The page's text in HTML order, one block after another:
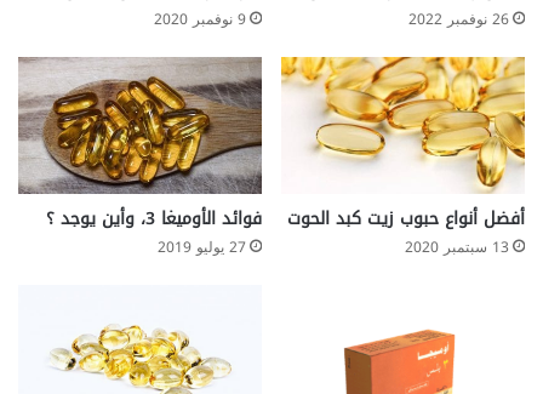
د
ي
ة
و
ن
ف
س
ة
؟
ه
ا
د
ئ
26 نوفمبر 2022 9 نوفمبر 2020
أفضل أنواع حبوب زيت كبد الحوت
13 سبتمبر 2020
فوائد الأوميغا 3، وأين يوجد ؟
27 يوليو 2019